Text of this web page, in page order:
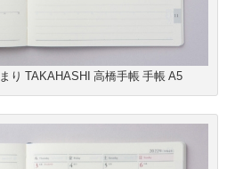
り TAKAHASHI 高橋手帳 手帳 A5